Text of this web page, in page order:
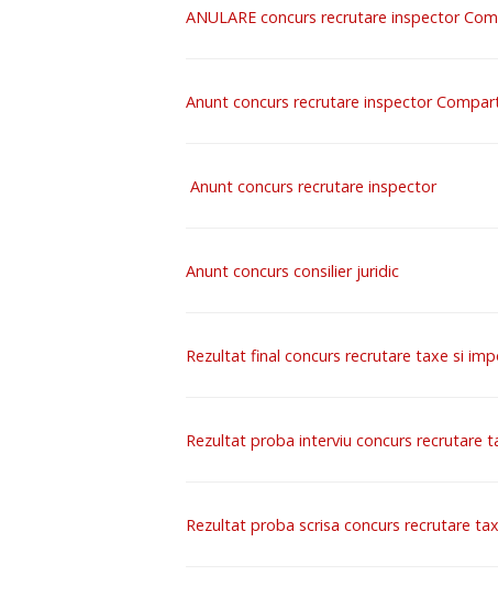
ANULARE concurs recrutare inspector
Anunt concurs recrutare inspector
Anunt concurs recrutare inspector
Anunt concurs consilier juridic
Rezultat final concurs recrutare taxe si
Rezultat proba interviu concurs recrutare
Rezultat proba scrisa concurs recrutare